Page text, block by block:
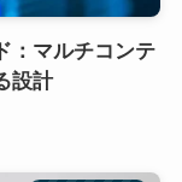
：マルチコンテ
設計